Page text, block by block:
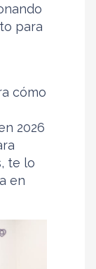
para
cómo
2026
te lo
en